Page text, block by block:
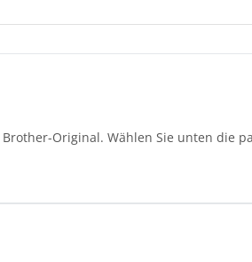
Original. Wählen Sie unten die